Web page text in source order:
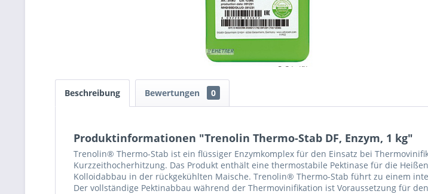
Beschreibung Bewertungen 0
Produktinformationen "Trenolin Thermo-Stab DF, Enzym, 1 kg"
Trenolin® Thermo-Stab ist ein flüssiger Enzymkomplex für den Einsatz bei
Kurzzeithocherhitzung. Das Produkt enthält eine thermostabile Pektinase für die
Kolloidabbau in der rückgekühlten Maische. Trenolin® Thermo-Stab führt zu einem
Der vollständige Pektinabbau während der Thermovinifikation ist Voraussetzung für